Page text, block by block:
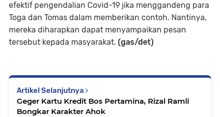
efektif pengendalian Covid-19 jika menggandeng para
Toga dan Tomas dalam memberikan contoh. Nantinya,
mereka diharapkan dapat menyampaikan pesan
tersebut kepada masyarakat. (gas/det)
Artikel Selanjutnya
Geger Kartu Kredit Bos Pertamina, Rizal Ramli
Bongkar Karakter Ahok